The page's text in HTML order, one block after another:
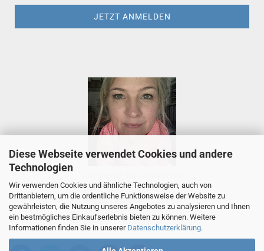
Diese Webseite verwendet Cookies und andere
Technologien
Wir verwenden Cookies und ähnliche Technologien, auch von
Drittanbietern, um die ordentliche Funktionsweise der Website zu
gewährleisten, die Nutzung unseres Angebotes zu analysieren und Ihnen
ein bestmögliches Einkaufserlebnis bieten zu können. Weitere
Informationen finden Sie in unserer Datenschutzerklärung.
Tietjenstr. 2, 26655 Westerstede
Telefon +49 (0)179 111 54 88
Whatsapp +49 (0)179 111 54 88
E-Mailinfo (at) luettenmaat.de